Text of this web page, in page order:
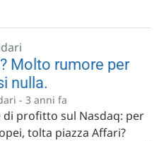
Molto rumore per
nulla.
- 3 anni fa
profitto sul Nasdaq: per
tolta piazza Affari?